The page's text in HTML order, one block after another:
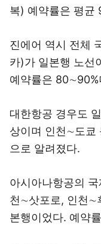
복) 예약률은 평균
진에어 역시 전체
카)가 일본행 노선
예약률은 80∼90%
대한항공 경우도
상이며 인천∼도쿄
으로 알려졌다.
아시아나항공의
천∼삿포로, 인천∼
본행이었다. 예약